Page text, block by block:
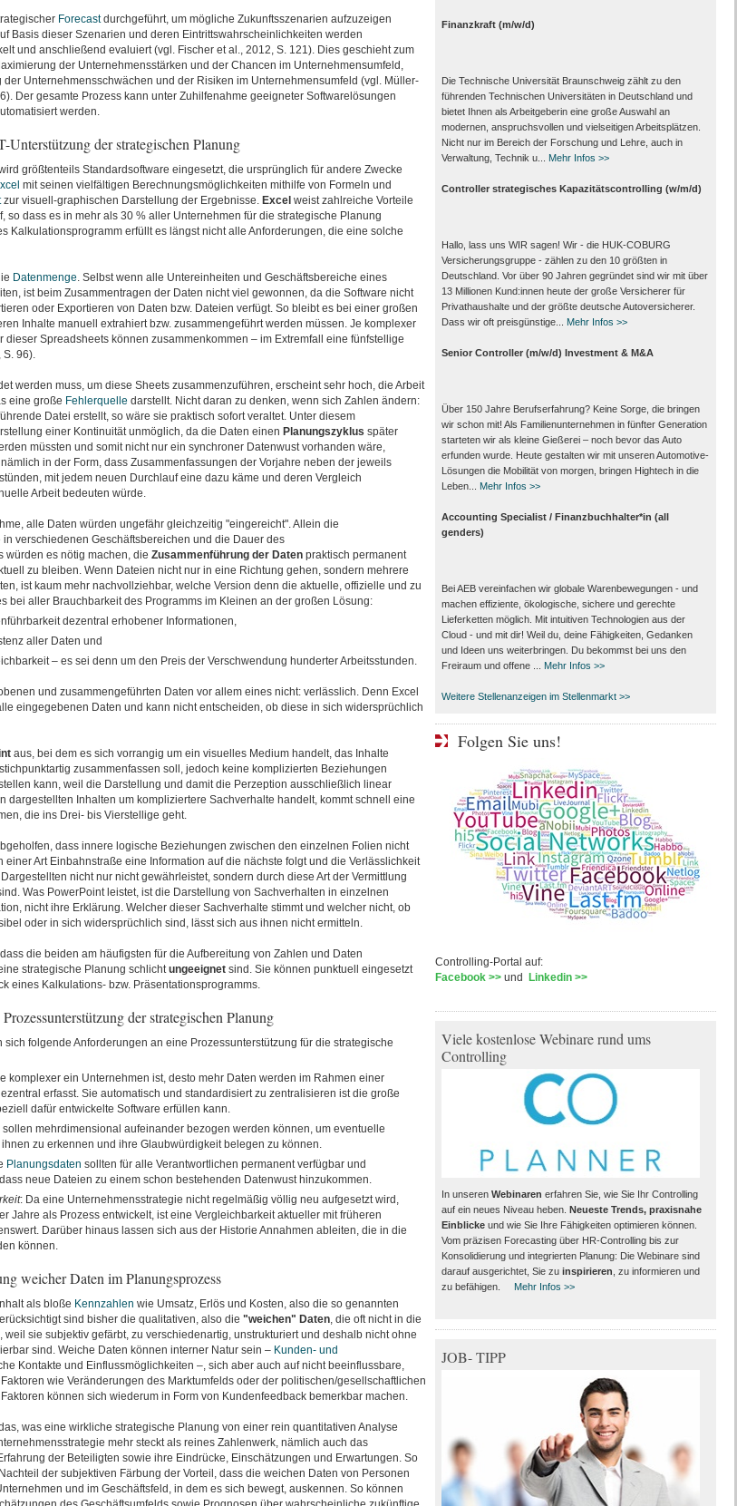
Forecastdurchgeführt, um mögliche Zukunftsszenarien aufzuzeigen
Basis dieser Szenarien und deren Eintrittswahrscheinlichkeiten werden
und anschließend evaluiert (vgl. Fischer et al., 2012, S. 121). Dies geschieht zum
der Unternehmensstärken und der Chancen im Unternehmensumfeld,
Unternehmensschwächen und der Risiken im Unternehmensumfeld (vgl. Müller-
Der gesamte Prozess kann unter Zuhilfenahme geeigneter Softwarelösungen
werden.
der strategischen Planung
größtenteils Standardsoftware eingesetzt, die ursprünglich für andere Zwecke
mit seinen vielfältigen Berechnungsmöglichkeiten mithilfe von Formeln und
zur visuell-graphischen Darstellung der Ergebnisse. Excel weist zahlreiche Vorteile
so dass es in mehr als 30 % aller Unternehmen für die strategische Planung
Kalkulationsprogramm erfüllt es längst nicht alle Anforderungen, die eine solche
Datenmenge. Selbst wenn alle Untereinheiten und Geschäftsbereiche eines
ist beim Zusammentragen der Daten nicht viel gewonnen, da die Software nicht
oder Exportieren von Daten bzw. Dateien verfügt. So bleibt es bei einer großen
Inhalte manuell extrahiert bzw. zusammengeführt werden müssen. Je komplexer
dieser Spreadsheets können zusammenkommen – im Extremfall eine fünfstellige
S. 96).
werden muss, um diese Sheets zusammenzuführen, erscheint sehr hoch, die Arbeit
eine große Fehlerquelle darstellt. Nicht daran zu denken, wenn sich Zahlen ändern:
Datei erstellt, so wäre sie praktisch sofort veraltet. Unter diesem
einer Kontinuität unmöglich, da die Daten einen Planungszyklus später
müssten und somit nicht nur ein synchroner Datenwust vorhanden wäre,
in der Form, dass Zusammenfassungen der Vorjahre neben der jeweils
mit jedem neuen Durchlauf eine dazu käme und deren Vergleich
Arbeit bedeuten würde.
alle Daten würden ungefähr gleichzeitig "eingereicht". Allein die
verschiedenen Geschäftsbereichen und die Dauer des
würden es nötig machen, die Zusammenführung der Datenpraktisch permanent
zu bleiben. Wenn Dateien nicht nur in eine Richtung gehen, sondern mehrere
ist kaum mehr nachvollziehbar, welche Version denn die aktuelle, offizielle und zu
bei aller Brauchbarkeit des Programms im Kleinen an der großen Lösung:
dezentral erhobener Informationen,
aller Daten und
– es sei denn um den Preis der Verschwendung hunderter Arbeitsstunden.
und zusammengeführten Daten vor allem eines nicht: verlässlich. Denn Excel
eingegebenen Daten und kann nicht entscheiden, ob diese in sich widersprüchlich
aus, bei dem es sich vorrangig um ein visuelles Medium handelt, das Inhalte
zusammenfassen soll, jedoch keine komplizierten Beziehungen
kann, weil die Darstellung und damit die Perzeption ausschließlich linear
dargestellten Inhalten um kompliziertere Sachverhalte handelt, kommt schnell eine
die ins Drei- bis Vierstellige geht.
dass innere logische Beziehungen zwischen den einzelnen Folien nicht
einer Art Einbahnstraße eine Information auf die nächste folgt und die Verlässlichkeit
nicht nur nicht gewährleistet, sondern durch diese Art der Vermittlung
Was PowerPoint leistet, ist die Darstellung von Sachverhalten in einzelnen
nicht ihre Erklärung. Welcher dieser Sachverhalte stimmt und welcher nicht, ob
oder in sich widersprüchlich sind, lässt sich aus ihnen nicht ermitteln.
die beiden am häufigsten für die Aufbereitung von Zahlen und Daten
strategische Planung schlichtungeeignetsind. Sie können punktuell eingesetzt
eines Kalkulations- bzw. Präsentationsprogramms.
der strategischen Planung
sich folgende Anforderungen an eine Prozessunterstützung für die strategische
komplexer ein Unternehmen ist, desto mehr Daten werden im Rahmen einer
erfasst. Sie automatisch und standardisiert zu zentralisieren ist die große
dafür entwickelte Software erfüllen kann.
sollen mehrdimensional aufeinander bezogen werden können, um eventuelle
zu erkennen und ihre Glaubwürdigkeit belegen zu können.
Planungsdaten sollten für alle Verantwortlichen permanent verfügbar und
neue Dateien zu einem schon bestehenden Datenwust hinzukommen.
: Da eine Unternehmensstrategie nicht regelmäßig völlig neu aufgesetzt wird,
Jahre als Prozess entwickelt, ist eine Vergleichbarkeit aktueller mit früheren
Darüber hinaus lassen sich aus der Historie Annahmen ableiten, die in die
können.
weicher Daten im Planungsprozess
als bloße Kennzahlen wie Umsatz, Erlös und Kosten, also die so genannten
sind bisher die qualitativen, also die "weichen" Daten, die oft nicht in die
sie subjektiv gefärbt, zu verschiedenartig, unstrukturiert und deshalb nicht ohne
sind. Weiche Daten können interner Natur sein – Kunden- und
Kontakte und Einflussmöglichkeiten –, sich aber auch auf nicht beeinflussbare,
wie Veränderungen des Marktumfelds oder der politischen/gesellschaftlichen
können sich wiederum in Form von Kundenfeedback bemerkbar machen.
was eine wirkliche strategische Planung von einer rein quantitativen Analyse
mehr steckt als reines Zahlenwerk, nämlich auch das
der Beteiligten sowie ihre Eindrücke, Einschätzungen und Erwartungen. So
der subjektiven Färbung der Vorteil, dass die weichen Daten von Personen
und im Geschäftsfeld, in dem es sich bewegt, auskennen. So können
Finanzkraft (m/w/d)
Die Technische Universität Braunschweig zählt zu den
führenden Technischen Universitäten in Deutschland und
bietet Ihnen als Arbeit­geberin eine große Auswahl an
modernen, anspruchsvollen und vielseitigen Arbeits­plätzen.
Nicht nur im Bereich der Forschung und Lehre, auch in
Verwaltung, Technik u...
Mehr Infos >>
Controller strategisches Kapazitätscontrolling (w/m/d)
Hallo, lass uns WIR sagen! Wir - die HUK-COBURG
Versicherungsgruppe - zählen zu den 10 größten in
Deutschland. Vor über 90 Jahren gegründet sind wir mit über
13 Millionen Kund:innen heute der große Versicherer für
Privathaushalte und der größte deutsche Autoversicherer.
Dass wir oft preisgünstige...
Mehr Infos >>
Senior Controller (m/w/d) Investment & M&A
Über 150 Jahre Berufserfahrung? Keine Sorge, die bringen
wir schon mit! Als Familienunternehmen in fünfter Generation
starteten wir als kleine Gießerei – noch bevor das Auto
erfunden wurde. Heute gestalten wir mit unseren Automotive-
Lösungen die Mobilität von morgen, bringen Hightech in die
Leben...
Mehr Infos >>
Accounting Specialist / Finanzbuchhalter*in (all
genders)
Bei AEB vereinfachen wir globale Warenbewegungen - und
machen effiziente, ökologische, sichere und gerechte
Lieferketten möglich. Mit intuitiven Technologien aus der
Cloud - und mit dir! Weil du, deine Fähigkeiten, Gedanken
und Ideen uns weiterbringen. Du bekommst bei uns den
Freiraum und offene ...
Mehr Infos >>
Weitere Stellenanzeigen im Stellenmarkt >>
Folgen Sie uns!
Controlling-Portal auf:
Facebook >>und Linkedin >>
Viele kostenlose Webinare rund ums
Controlling
In unseren Webinaren erfahren Sie, wie Sie Ihr Controlling
auf ein neues Niveau heben. Neueste Trends, praxisnahe
Einblickeund wie Sie Ihre Fähigkeiten optimieren können.
Vom präzisen Forecasting über HR-Controlling bis zur
Konsolidierung und integrierten Planung: Die Webinare sind
darauf ausgerichtet, Sie zu inspirieren , zu informieren und
zu befähigen.
Mehr Infos >>
JOB- TIPP